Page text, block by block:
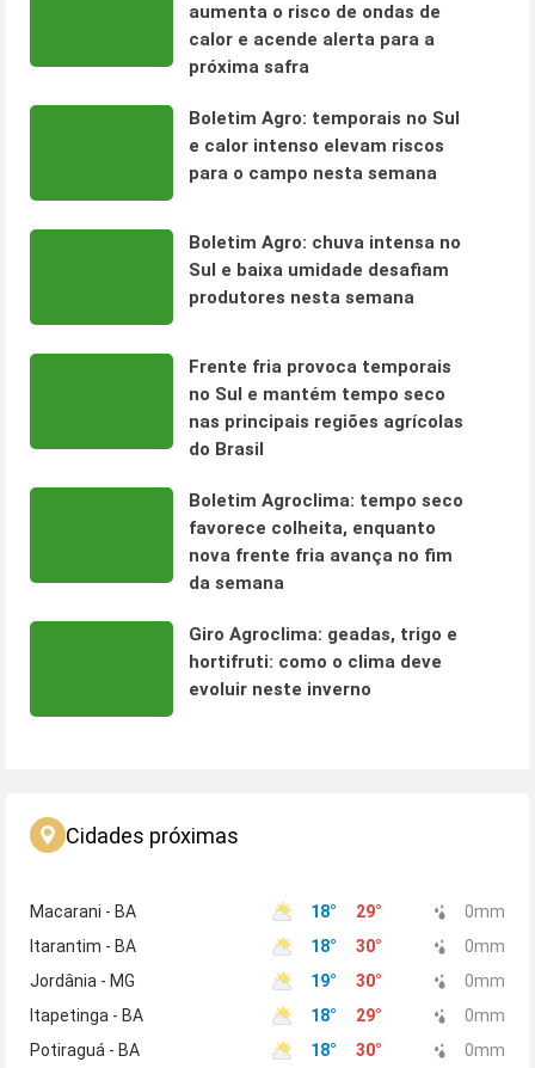
aumenta o risco de ondas de
calor e acende alerta para a
próxima safra
Boletim Agro: temporais no Sul
e calor intenso elevam riscos
para o campo nesta semana
Boletim Agro: chuva intensa no
Sul e baixa umidade desafiam
produtores nesta semana
Frente fria provoca temporais
no Sul e mantém tempo seco
nas principais regiões agrícolas
do Brasil
Boletim Agroclima: tempo seco
favorece colheita, enquanto
nova frente fria avança no fim
da semana
Giro Agroclima: geadas, trigo e
hortifruti: como o clima deve
evoluir neste inverno
Cidades próximas
Macarani - BA 18° 29° 0mm
Itarantim - BA
18° 30° 0mm
Jordânia - MG
19° 30° 0mm
Itapetinga - BA
18° 29° 0mm
Potiraguá - BA
18° 30° 0mm